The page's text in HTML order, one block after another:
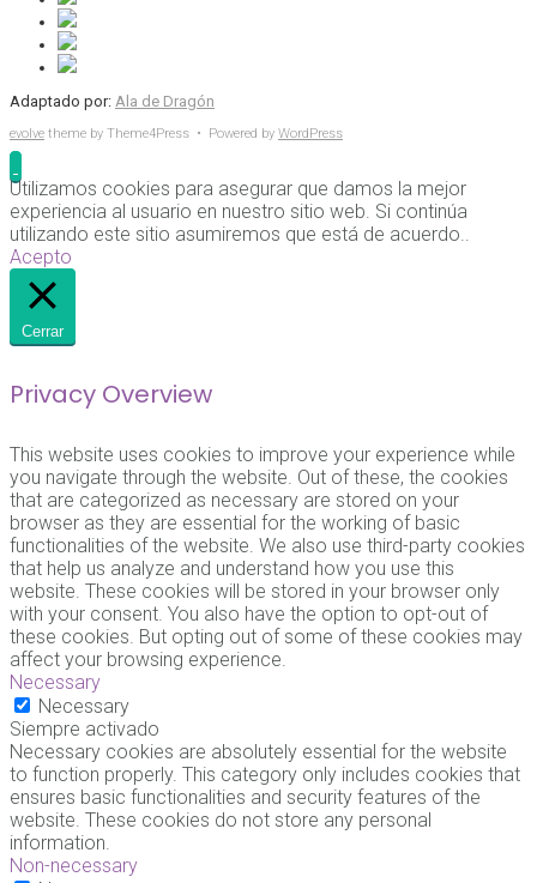
Adaptado por: Ala de Dragón
evolve theme by Theme4Press • Powered by WordPress
Utilizamos cookies para asegurar que damos la mejor
experiencia al usuario en nuestro sitio web. Si continúa
utilizando este sitio asumiremos que está de acuerdo..
Acepto
Cerrar
Privacy Overview
This website uses cookies to improve your experience while
you navigate through the website. Out of these, the cookies
that are categorized as necessary are stored on your
browser as they are essential for the working of basic
functionalities of the website. We also use third-party cookies
that help us analyze and understand how you use this
website. These cookies will be stored in your browser only
with your consent. You also have the option to opt-out of
these cookies. But opting out of some of these cookies may
affect your browsing experience.
Necessary
Necessary
Siempre activado
Necessary cookies are absolutely essential for the website
to function properly. This category only includes cookies that
ensures basic functionalities and security features of the
website. These cookies do not store any personal
information.
Non-necessary